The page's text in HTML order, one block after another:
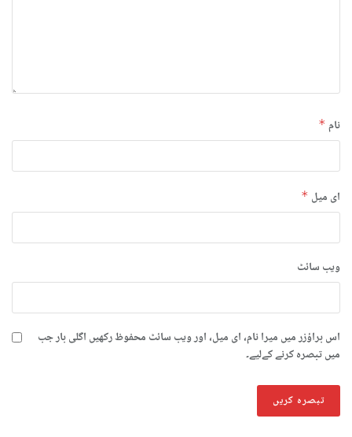
نام *
ای میل *
ویب‌ سائٹ
اس براؤزر میں میرا نام، ای میل، اور ویب سائٹ محفوظ رکھیں اگلی بار جب
میں تبصرہ کرنے کےلیے۔